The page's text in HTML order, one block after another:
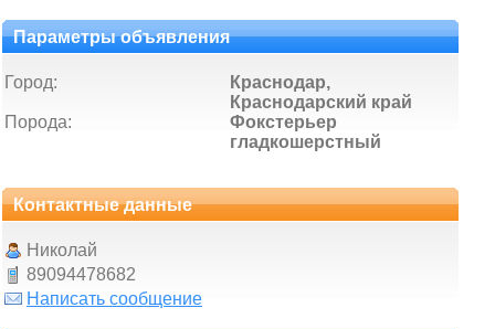
Параметры объявления
Город:
Краснодар,
Краснодарский край
Порода:
Фокстерьер
гладкошерстный
Контактные данные
Николай
89094478682
Написать сообщение